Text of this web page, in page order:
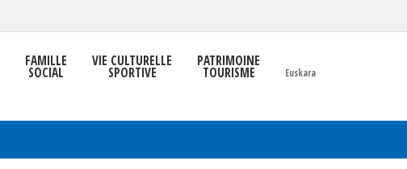
FAMILLE
SOCIAL
VIE CULTURELLE
SPORTIVE
PATRIMOINE
TOURISME Euskara